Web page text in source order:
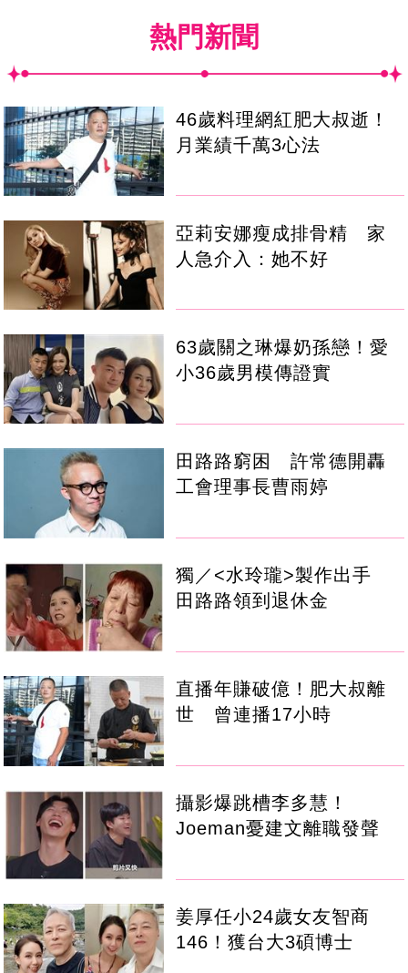
熱門新聞
46歲料理網紅肥大叔逝！
月業績千萬3心法
亞莉安娜瘦成排骨精 家
人急介入：她不好
63歲關之琳爆奶孫戀！愛
小36歲男模傳證實
田路路窮困 許常德開轟
工會理事長曹雨婷
獨／<水玲瓏>製作出手
田路路領到退休金
直播年賺破億！肥大叔離
世 曾連播17小時
攝影爆跳槽李多慧！
Joeman憂建文離職發聲
姜厚任小24歲女友智商
146！獲台大3碩博士